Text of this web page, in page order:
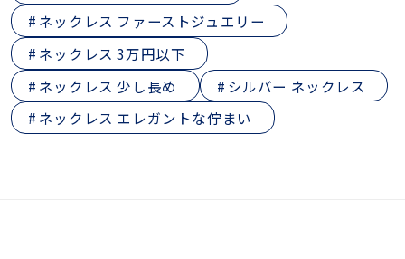
ネックレス ファーストジュエリー
ネックレス 3万円以下
ネックレス 少し長め
シルバー ネックレス
ネックレス エレガントな佇まい